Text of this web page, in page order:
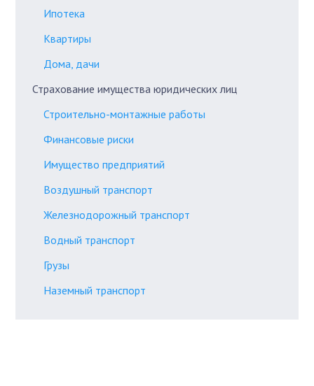
Ипотека
Квартиры
Дома, дачи
Страхование имущества юридических лиц
Строительно-монтажные работы
Финансовые риски
Имущество предприятий
Воздушный транспорт
Железнодорожный транспорт
Водный транспорт
Грузы
Наземный транспорт